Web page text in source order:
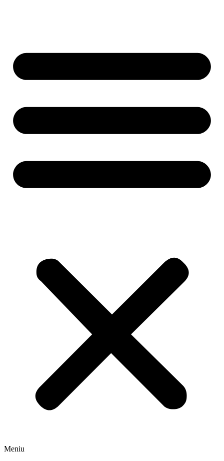
Meniu